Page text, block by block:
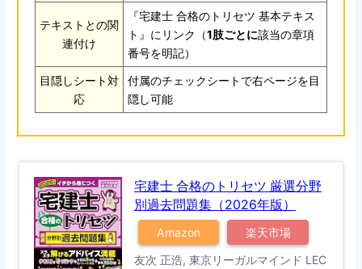
テキストとの関
連付け
『宅建士 合格のトリセツ 基本テキス
ト』にリンク（1肢ごとに該当の章項
番号を明記）
目隠しシート対
応
付属のチェックシートで右ページを目
隠し可能
宅建士 合格のトリセツ 厳選分野
別過去問題集（2026年版）
Amazon 楽天市場
友次 正浩, 東京リーガルマインド LEC